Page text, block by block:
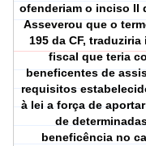
ofenderiam o inciso II
Asseverou que o
195 da CF,
fiscal que teria
beneficentes de
requisitos
à lei a força de
de
beneficência no